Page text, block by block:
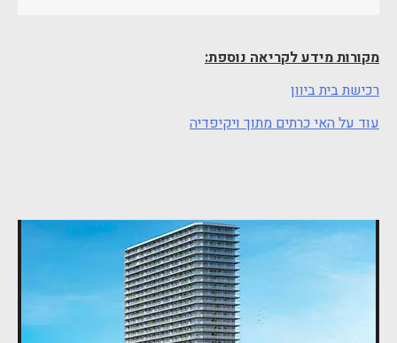
מקורות מידע לקריאה נוספת:
רכישת בית ביוון
עוד על האי כרתים מתוך ויקיפדיה